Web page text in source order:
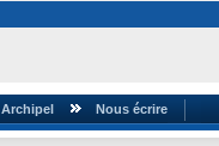
Archipel Nous écrire